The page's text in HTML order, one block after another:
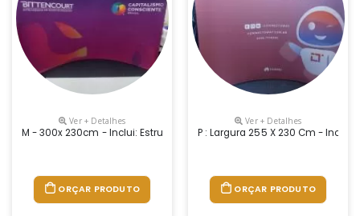
Ver + Detalhes
M - 300x 230cm - Inclui: Estrutura Tubular Aluminio | Impressão Em
ORÇAR PRODUTO
Ver + Detalhes
P : Largura 255 X 230 Cm -
ORÇAR PRODUTO